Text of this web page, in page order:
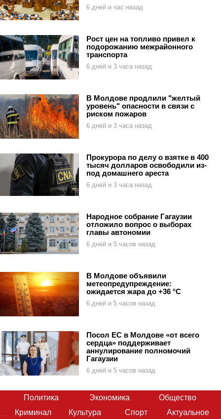
6 дней и час назад
Рост цен на топливо привел к
подорожанию межрайонного
транспорта
6 дней и 3 часа назад
В Молдове продлили "желтый
уровень" опасности в связи с
риском пожаров
6 дней и 3 часа назад
Прокурора по делу о взятке в 400
тысяч долларов освободили из-
под домашнего ареста
6 дней и 3 часа назад
Народное собрание Гагаузии
отложило вопрос о выборах
главы автономии
6 дней и 5 часов назад
В Молдове объявили
метеопредупреждение:
ожидается жара до +36 °C
6 дней и 5 часов назад
Посол ЕС в Молдове «от всего
сердца» поддерживает
аннулирование полномочий
Гагаузии
6 дней и 5 часов назад
Политика Экономика
Общество
Криминал
Культура Спорт Актуальное